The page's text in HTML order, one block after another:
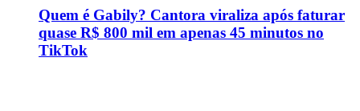
Quem é Gabily? Cantora viraliza após faturar
quase R$ 800 mil em apenas 45 minutos no
TikTok